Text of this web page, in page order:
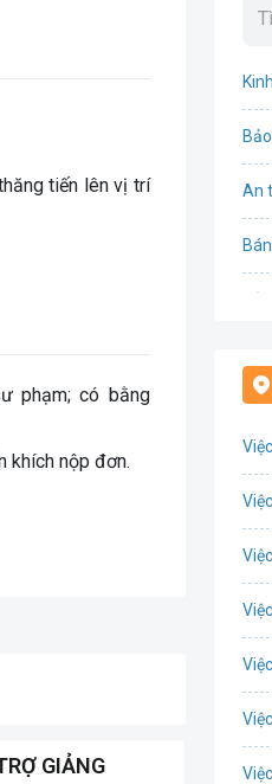
tiến lên vị trí
phạm; có bằng
khích nộp đơn.
GIẢNG
An